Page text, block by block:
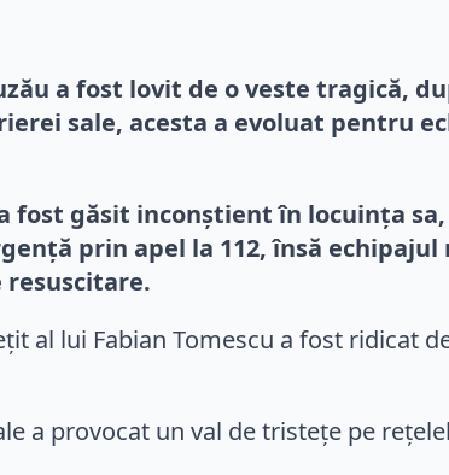
a fost lovit de o veste tragică,
sale, acesta a evoluat pentru
fost găsit inconștient în locuința
prin apel la 112, însă
resuscitare.
al lui Fabian Tomescu a fost ridicat
a provocat un val de tristețe pe